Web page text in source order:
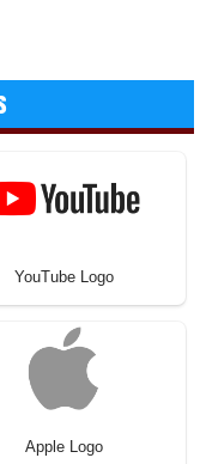
YouTube Logo
Apple Logo